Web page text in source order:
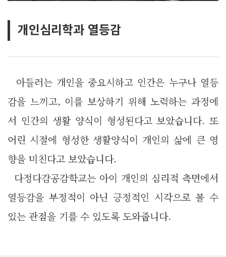
개인심리학과 열등감
아들러는 개인을 중요시하고 인간은 누구나 열등
감을 느끼고, 이를 보상하기 위해 노력하는 과정에
서 인간의 생활 양식이 형성된다고 보았습니다. 또
어린 시절에 형성한 생활양식이 개인의 삶에 큰 영
향을 미친다고 보았습니다.
다정다감공감학교는 아이 개인의 심리적 측면에서
열등감을 부정적이 아닌 긍정적인 시각으로 볼 수
있는 관점을 기를 수 있도록 도와줍니다.